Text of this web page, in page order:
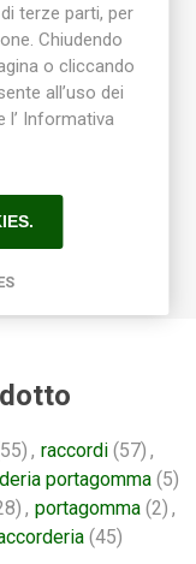
3/4" :
, raccordi (57) ,
portagomma (5)
, portagomma (2) ,
(45)
terze parti, per
Chiudendo
o cliccando
all’uso dei
l’ Informativa